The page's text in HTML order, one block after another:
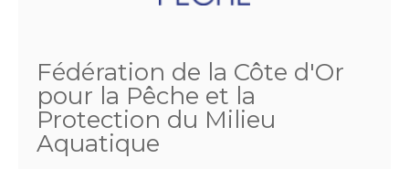
Fédération de la Côte d'Or
pour la Pêche et la
Protection du Milieu
Aquatique